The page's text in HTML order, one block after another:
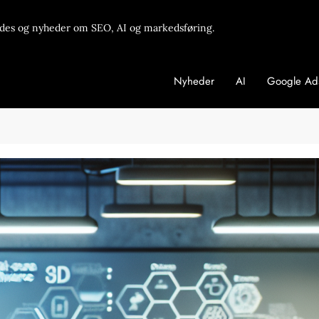
og nyheder om SEO, AI og markedsføring.
Nyheder AI Google